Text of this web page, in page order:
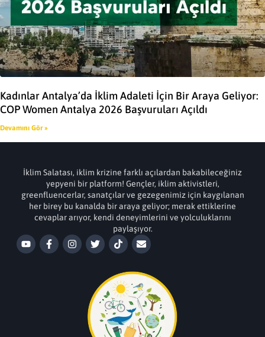
Kadınlar Antalya’da İklim Adaleti İçin Bir Araya Geliyor:
COP Women Antalya 2026 Başvuruları Açıldı
Devamını Gör »
İklim Salatası, iklim krizine farklı açılardan bakabileceğiniz
yepyeni bir platform! Gençler, iklim aktivistleri,
greenfluencerlar, sanatçılar ve gezegenimiz için kaygılanan
her birey bu kanalda bir araya geliyor; merak ettiklerine
cevaplar arıyor, kendi deneyimlerini ve yolculuklarını
paylaşıyor.